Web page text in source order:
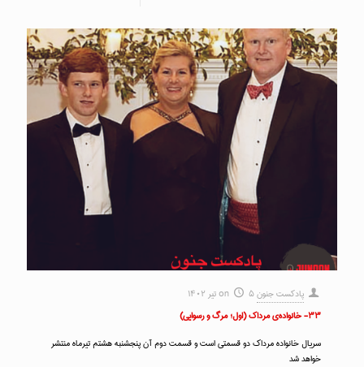
پادکست جنون on
۵ تیر ۱۴۰۲
۳۳- خانواده‌ی مرداک (اول؛ مرگ و رسوایی)
سریال خانواده مرداک دو قسمتی است و قسمت دوم آن پنجشنبه هشتم تیرماه منتشر
خواهد شد